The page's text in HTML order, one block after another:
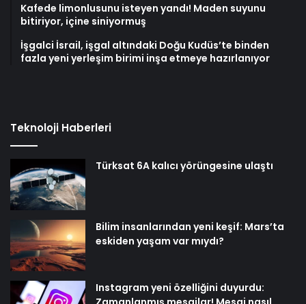
Kafede limonlusunu isteyen yandı! Maden suyunu
bitiriyor, içine siniyormuş
İşgalci İsrail, işgal altındaki Doğu Kudüs’te binden
fazla yeni yerleşim birimi inşa etmeye hazırlanıyor
Teknoloji Haberleri
Türksat 6A kalıcı yörüngesine ulaştı
Bilim insanlarından yeni keşif: Mars’ta
eskiden yaşam var mıydı?
Instagram yeni özelliğini duyurdu: